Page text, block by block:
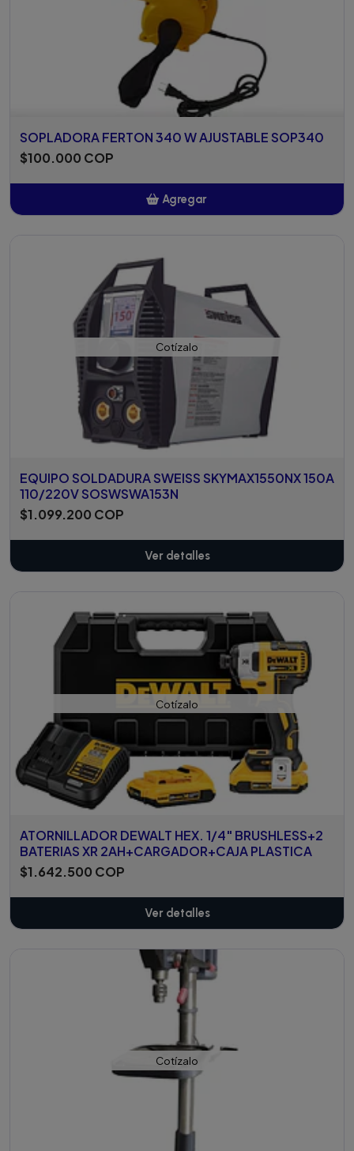
SOPLADORA FERTON 340 W AJUSTABLE SOP340
$100.000 COP
Agregar
Cotízalo
EQUIPO SOLDADURA SWEISS SKYMAX1550NX 150A
110/220V SOSWSWA153N
$1.099.200 COP
Ver detalles
Cotízalo
ATORNILLADOR DEWALT HEX. 1/4" BRUSHLESS+2
BATERIAS XR 2AH+CARGADOR+CAJA PLASTICA
$1.642.500 COP
Ver detalles
Cotízalo